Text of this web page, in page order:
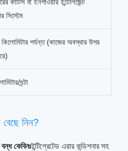
সিস্টেম
পর্যন্ত (কাজের অবস্থার উপর
ঘন্টা
নিন?
কেবিনঃইন্টিগ্রেটেড এয়ার কন্ডিশনার সহ